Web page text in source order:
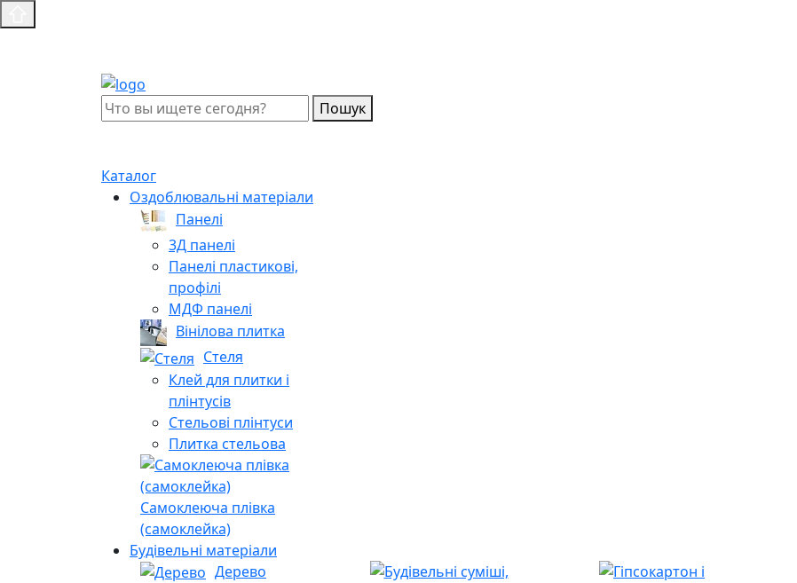
Пошук
Каталог
Оздоблювальні матеріали
Панелі
3Д панелі
Панелі пластикові,
профілі
МДФ панелі
Вінілова плитка
Стеля
Клей для плитки і
плінтусів
Стельові плінтуси
Плитка стельова
Самоклеюча плівка
(самоклейка)
Будівельні матеріали
Дерево